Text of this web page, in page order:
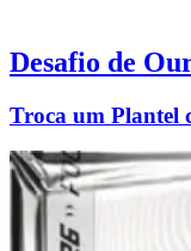
Desafio de
Troca um Plantel